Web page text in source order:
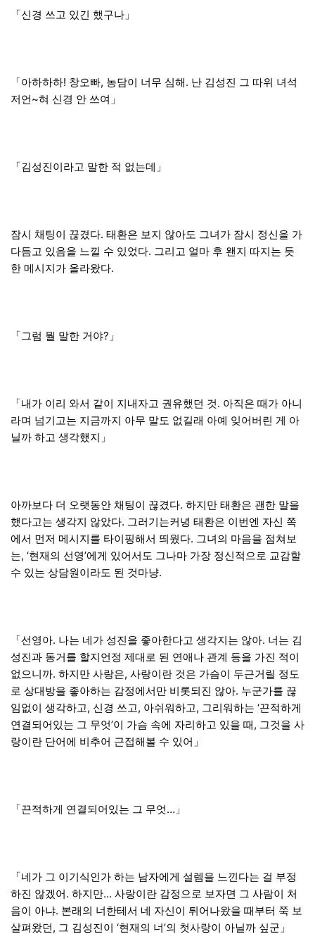
「신경 쓰고 있긴 했구나」
「아하하하! 창오빠, 농담이 너무 심해. 난 김성진 그 따위 녀석
저언~혀 신경 안 쓰여」
「김성진이라고 말한 적 없는데」
잠시 채팅이 끊겼다. 태환은 보지 않아도 그녀가 잠시 정신을 가
다듬고 있음을 느낄 수 있었다. 그리고 얼마 후 왠지 따지는 듯
한 메시지가 올라왔다.
「그럼 뭘 말한 거야?」
「내가 이리 와서 같이 지내자고 권유했던 것. 아직은 때가 아니
라며 넘기고는 지금까지 아무 말도 없길래 아예 잊어버린 게 아
닐까 하고 생각했지」
아까보다 더 오랫동안 채팅이 끊겼다. 하지만 태환은 괜한 말을
했다고는 생각지 않았다. 그러기는커녕 태환은 이번엔 자신 쪽
에서 먼저 메시지를 타이핑해서 띄웠다. 그녀의 마음을 점쳐보
는, ‘현재의 선영’에게 있어서도 그나마 가장 정신적으로 교감할
수 있는 상담원이라도 된 것마냥.
「선영아. 나는 네가 성진을 좋아한다고 생각지는 않아. 너는 김
성진과 동거를 할지언정 제대로 된 연애나 관계 등을 가진 적이
없으니까. 하지만 사랑은, 사랑이란 것은 가슴이 두근거릴 정도
로 상대방을 좋아하는 감정에서만 비롯되진 않아. 누군가를 끊
임없이 생각하고, 신경 쓰고, 아쉬워하고, 그리워하는 ‘끈적하게
연결되어있는 그 무엇’이 가슴 속에 자리하고 있을 때, 그것을 사
랑이란 단어에 비추어 근접해볼 수 있어」
「끈적하게 연결되어있는 그 무엇…」
「네가 그 이기식인가 하는 남자에게 설렘을 느낀다는 걸 부정
하진 않겠어. 하지만… 사랑이란 감정으로 보자면 그 사람이 처
음이 아냐. 본래의 너한테서 네 자신이 튀어나왔을 때부터 쭉 보
살펴왔던, 그 김성진이 ‘현재의 너’의 첫사랑이 아닐까 싶군」